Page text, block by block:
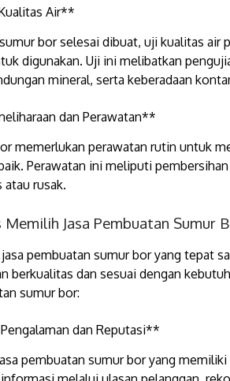
Air**
bor selesai dibuat, uji kualitas air
digunakan. Uji ini melibatkan
mineral, serta keberadaan
dan Perawatan**
memerlukan perawatan rutin untuk
Perawatan ini meliputi
atau rusak.
Memilih Jasa Pembuatan Sumur
pembuatan sumur bor yang tepat
berkualitas dan sesuai dengan
sumur bor:
dan Reputasi**
pembuatan sumur bor yang